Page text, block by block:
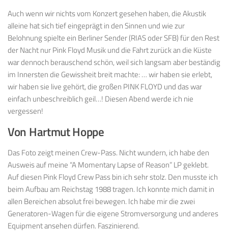
Auch wenn wir nichts vom Konzert gesehen haben, die Akustik
alleine hat sich tief eingeprägt in den Sinnen und wie zur
Belohnung spielte ein Berliner Sender (RIAS oder SFB) für den Rest
der Nacht nur Pink Floyd Musik und die Fahrt zurück an die Küste
war dennoch berauschend schön, weil sich langsam aber beständig
im Innersten die Gewissheit breit machte: … wir haben sie erlebt,
wir haben sie live gehört, die großen PINK FLOYD und das war
einfach unbeschreiblich geil…! Diesen Abend werde ich nie
vergessen!
Von Hartmut Hoppe
Das Foto zeigt meinen Crew-Pass. Nicht wundern, ich habe den
Ausweis auf meine “A Momentary Lapse of Reason” LP geklebt.
Auf diesen Pink Floyd Crew Pass bin ich sehr stolz. Den musste ich
beim Aufbau am Reichstag 1988 tragen. Ich konnte mich damit in
allen Bereichen absolut frei bewegen. Ich habe mir die zwei
Generatoren-Wagen für die eigene Stromversorgung und anderes
Equipment ansehen dürfen. Faszinierend.